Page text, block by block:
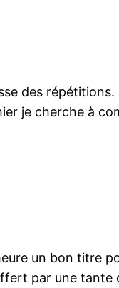
des répétitions.
je cherche à
un bon titre
par une tante